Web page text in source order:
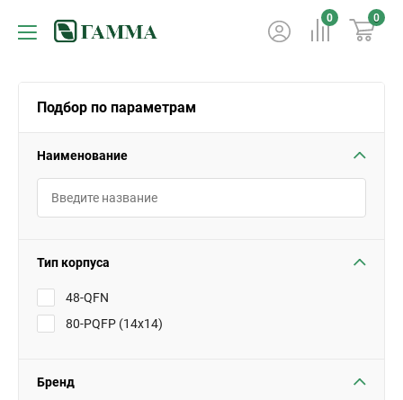
0 0
Подбор по параметрам
Наименование
Тип корпуса
48-QFN
80-PQFP (14x14)
Бренд